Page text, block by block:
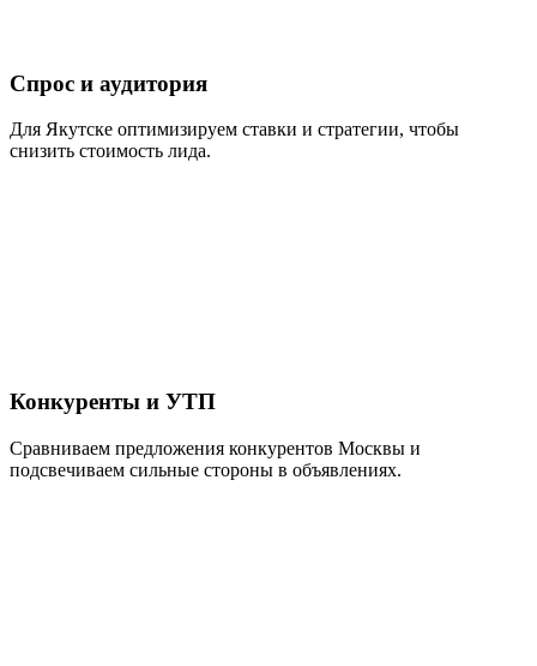
Спрос и аудитория
Для Якутске оптимизируем ставки и стратегии, чтобы
снизить стоимость лида.
Конкуренты и УТП
Сравниваем предложения конкурентов Москвы и
подсвечиваем сильные стороны в объявлениях.